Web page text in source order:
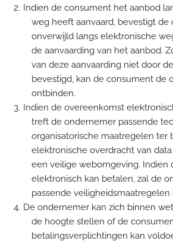
Indien de consument het aanbod
weg heeft aanvaard, bevestigt de
onverwijld langs elektronische
de aanvaarding van het aanbod.
van deze aanvaarding niet door
bevestigd, kan de consument de
ontbinden.
Indien de overeenkomst
treft de ondernemer passende
organisatorische maatregelen ter
elektronische overdracht van
een veilige webomgeving. Indien
elektronisch kan betalen, zal de
passende veiligheidsmaatregelen
De ondernemer kan zich binnen
de hoogte stellen of de
betalingsverplichtingen kan